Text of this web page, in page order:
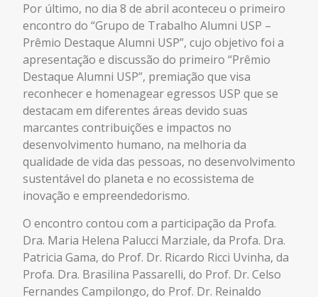
Por último, no dia 8 de abril aconteceu o primeiro
encontro do “Grupo de Trabalho Alumni USP –
Prêmio Destaque Alumni USP”, cujo objetivo foi a
apresentação e discussão do primeiro “Prêmio
Destaque Alumni USP”, premiação que visa
reconhecer e homenagear egressos USP que se
destacam em diferentes áreas devido suas
marcantes contribuições e impactos no
desenvolvimento humano, na melhoria da
qualidade de vida das pessoas, no desenvolvimento
sustentável do planeta e no ecossistema de
inovação e empreendedorismo.
O encontro contou com a participação da Profa.
Dra. Maria Helena Palucci Marziale, da Profa. Dra.
Patricia Gama, do Prof. Dr. Ricardo Ricci Uvinha, da
Profa. Dra. Brasilina Passarelli, do Prof. Dr. Celso
Fernandes Campilongo, do Prof. Dr. Reinaldo